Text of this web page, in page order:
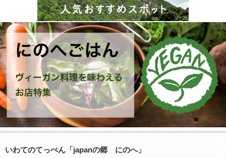
いわてのてっぺん「japanの郷 にのへ」